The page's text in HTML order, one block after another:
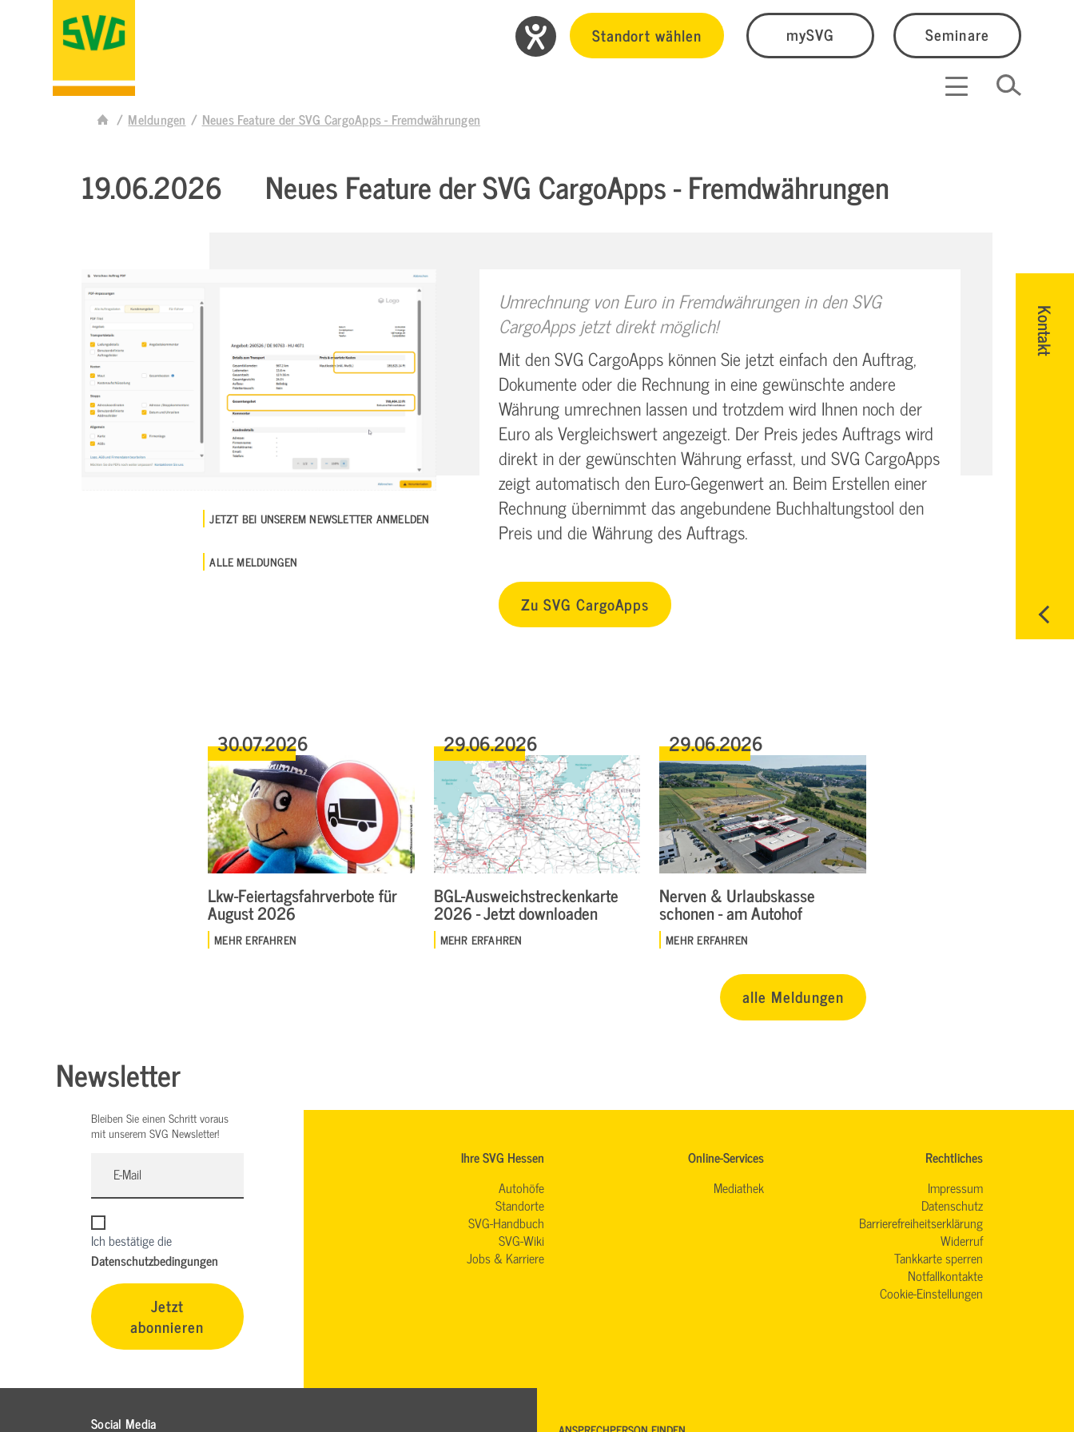
Standort wählen mySVG Seminare
Kontakt
Meldungen Neues Feature der SVG CargoApps - Fremdwährungen
19.06.2026 Neues Feature der SVG CargoApps - Fremdwährungen
JETZT BEI UNSEREM NEWSLETTER ANMELDEN
ALLE MELDUNGEN
Umrechnung von Euro in Fremdwährungen in den SVG
CargoApps jetzt direkt möglich!
Mit den SVG CargoApps können Sie jetzt einfach den Auftrag,
Dokumente oder die Rechnung in eine gewünschte andere
Währung umrechnen lassen und trotzdem wird Ihnen noch der
Euro als Vergleichswert angezeigt. Der Preis jedes Auftrags wird
direkt in der gewünschten Währung erfasst, und SVG CargoApps
zeigt automatisch den Euro-Gegenwert an. Beim Erstellen einer
Rechnung übernimmt das angebundene Buchhaltungstool den
Preis und die Währung des Auftrags.
Zu SVG CargoApps
30.07.2026
Lkw-Feiertagsfahrverbote für
August 2026
MEHR ERFAHREN
29.06.2026
BGL-Ausweichstreckenkarte
2026 - Jetzt downloaden
MEHR ERFAHREN
29.06.2026
Nerven & Urlaubskasse
schonen - am Autohof
MEHR ERFAHREN
alle Meldungen
Newsletter
Bleiben Sie einen Schritt voraus
mit unserem SVG Newsletter!
Ich bestätige die
Datenschutzbedingungen
Jetzt
abonnieren
Ihre SVG Hessen
Autohöfe
Standorte
SVG-Handbuch
SVG-Wiki
Jobs & Karriere
Online-Services
Mediathek
Rechtliches
Impressum
Datenschutz
Barrierefreiheitserklärung
Widerruf
Tankkarte sperren
Notfallkontakte
Cookie-Einstellungen
Social Media